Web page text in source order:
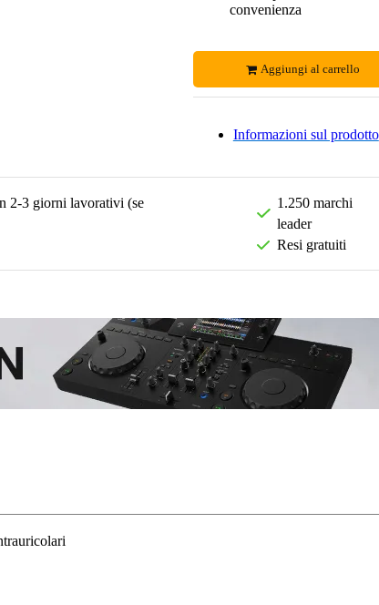
convenienza
Aggiungi al carrello
Informazioni sul prodotto
2-3 giorni lavorativi (se
1.250 marchi
leader
Resi gratuiti